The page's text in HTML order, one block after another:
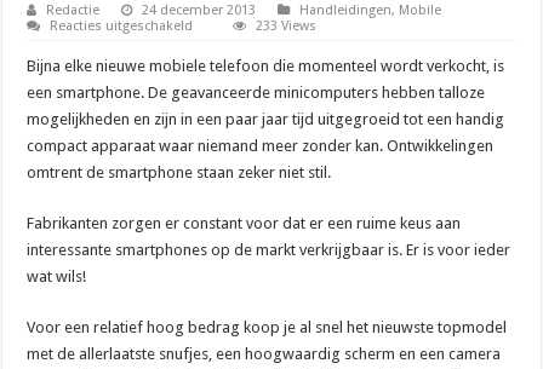
Redactie 24 december 2013 Handleidingen, Mobile
Reacties uitgeschakeld
smartphones
tot
250
euro!
233 Views
Bijna elke nieuwe mobiele telefoon die momenteel wordt verkocht, is
een smartphone. De geavanceerde minicomputers hebben talloze
mogelijkheden en zijn in een paar jaar tijd uitgegroeid tot een handig
compact apparaat waar niemand meer zonder kan. Ontwikkelingen
omtrent de smartphone staan zeker niet stil.
Fabrikanten zorgen er constant voor dat er een ruime keus aan
interessante smartphones op de markt verkrijgbaar is. Er is voor ieder
wat wils!
Voor een relatief hoog bedrag koop je al snel het nieuwste topmodel
met de allerlaatste snufjes, een hoogwaardig scherm en een camera